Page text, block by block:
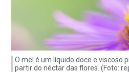
O mel é um líquido doce e viscoso
partir do néctar das flores. (Foto: